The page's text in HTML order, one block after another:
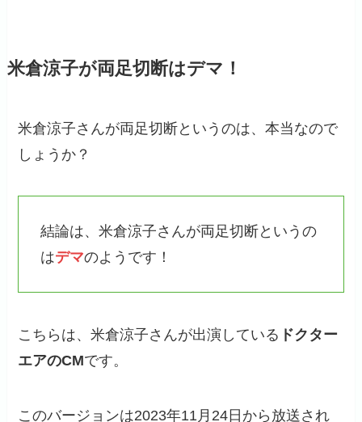
米倉涼子が両足切断はデマ！
米倉涼子さんが両足切断というのは、本当なので
しょうか？
結論は、米倉涼子さんが両足切断というの
はデマのようです！
こちらは、米倉涼子さんが出演している ドクター
エアのCMです。
このバージョンは2023年11月24日から放送され